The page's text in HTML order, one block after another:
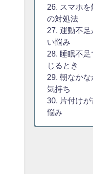
26. スマホ
の対処法
27. 運動不
い悩み
28. 睡眠不
じるとき
29. 朝なか
気持ち
30. 片付け
悩み